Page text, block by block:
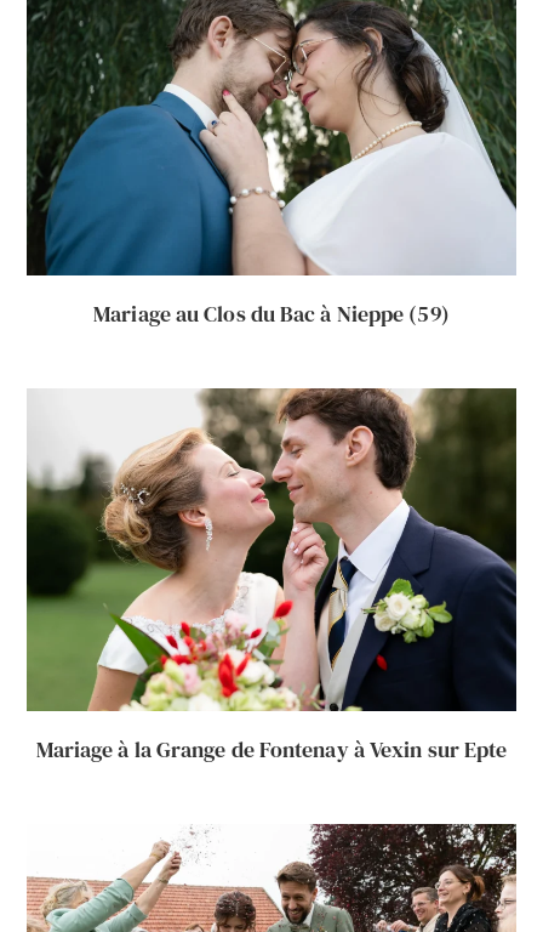
Mariage au Clos du Bac à Nieppe (59)
Mariage à la Grange de Fontenay à Vexin sur Epte